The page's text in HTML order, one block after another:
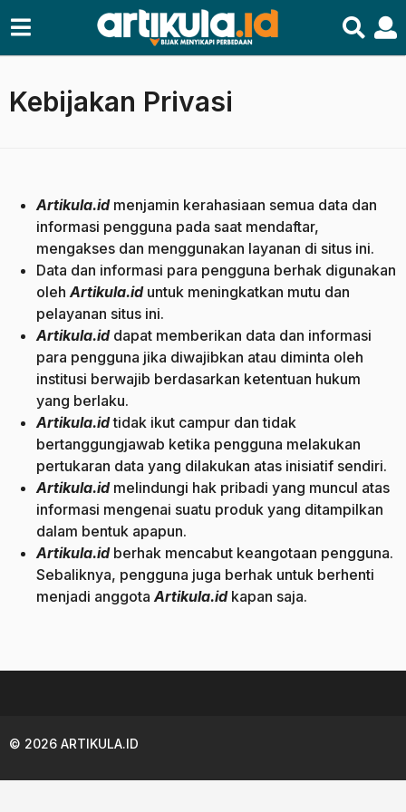
Kebijakan Privasi
Artikula.idmenjamin kerahasiaan semua data dan
informasi pengguna pada saat mendaftar,
mengakses dan menggunakan layanan di situs ini.
Data dan informasi para pengguna berhak digunakan
olehArtikula.iduntuk meningkatkan mutu dan
pelayanan situs ini.
Artikula.iddapat memberikan data dan informasi
para pengguna jika diwajibkan atau diminta oleh
institusi berwajib berdasarkan ketentuan hukum
yang berlaku.
Artikula.idtidak ikut campur dan tidak
bertanggungjawab ketika pengguna melakukan
pertukaran data yang dilakukan atas inisiatif sendiri.
Artikula.idmelindungi hak pribadi yang muncul atas
informasi mengenai suatu produk yang ditampilkan
dalam bentuk apapun.
Artikula.idberhak mencabut keangotaan pengguna.
Sebaliknya, pengguna juga berhak untuk berhenti
menjadi anggotaArtikula.idkapan saja.
© 2026 ARTIKULA.ID